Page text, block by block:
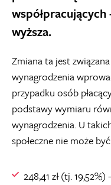
wyższa.
Zmiana ta jest
wynagrodzenia
przypadku osób
podstawy wymiaru
wynagrodzenia. U
społeczne nie może
248,41 zł (tj.